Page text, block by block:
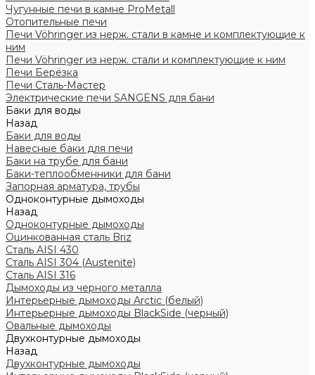
Чугунные печи в камне ProMetall
Отопительные печи
Печи Vöhringer из нерж. стали в камне и комплектующие к
ним
Печи Vöhringer из нерж. стали и комплектующие к ним
Печи Берёзка
Печи Сталь-Мастер
Электрические печи SANGENS для бани
Баки для воды
Назад
Баки для воды
Навесные баки для печи
Баки на трубе для бани
Баки-теплообменники для бани
Запорная арматура, трубы
Одноконтурные дымоходы
Назад
Одноконтурные дымоходы
Оцинкованная сталь Briz
Сталь AISI 430
Сталь AISI 304 (Austenite)
Сталь AISI 316
Дымоходы из черного металла
Интерьерные дымоходы Arctic (белый)
Интерьерные дымоходы BlackSide (черный)
Овальные дымоходы
Двухконтурные дымоходы
Назад
Двухконтурные дымоходы